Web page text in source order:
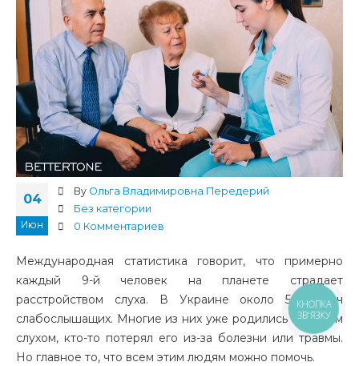
04
Июн
By Ольга Владимировна Передерий
Без категории
0 Комментариев
Международная статистика говорит, что примерно
каждый 9-й человек на планете страдает
расстройством слуха. В Украине около 50 тысяч
слабослышащих. Многие из них уже родились с плохим
слухом, кто-то потерял его из-за болезни или травмы.
Но главное то, что всем этим людям можно помочь.
КНОПКА
ЗВ'ЯЗКУ